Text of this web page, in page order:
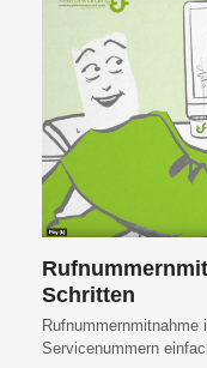
Schritten
Servicenummern